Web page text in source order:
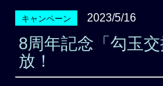
キャンペーン 2023/5/16
8周年記念「勾玉
放！